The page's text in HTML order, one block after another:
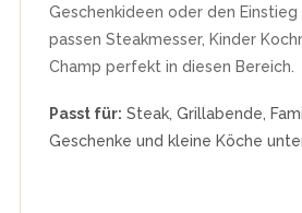
Geschenkideen oder den Einstieg
passen Steakmesser, Kinder
Champ perfekt in diesen Bereich.
Passt für: Steak, Grillabende,
Geschenke und kleine Köche